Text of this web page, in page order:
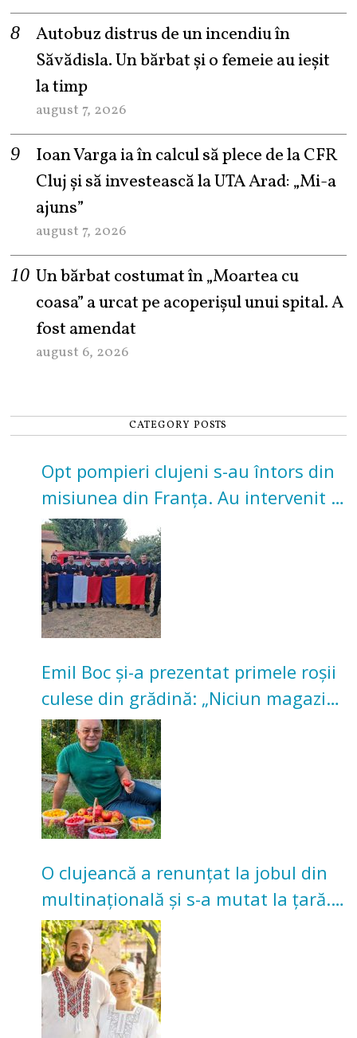
Autobuz distrus de un incendiu în
Săvădisla. Un bărbat și o femeie au ieșit
la timp
august 7, 2026
Ioan Varga ia în calcul să plece de la CFR
Cluj și să investească la UTA Arad: „Mi-a
ajuns”
august 7, 2026
Un bărbat costumat în „Moartea cu
coasa” a urcat pe acoperișul unui spital. A
fost amendat
august 6, 2026
CATEGORY POSTS
Opt pompieri clujeni s-au întors din
misiunea din Franța. Au intervenit la
incendii de vegetație și pădure
Emil Boc și-a prezentat primele roșii
culese din grădină: „Niciun magazin
nu poate oferi această satisfacție”
O clujeancă a renunțat la jobul din
multinațională și s-a mutat la țară.
Acum cultivă legume în grădina
bunicilor